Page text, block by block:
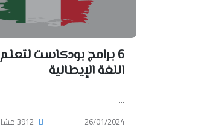
6 برامج بودكاست لتعلم
اللغة الإيطالية
...
26/01/2024 3912 مشاهدات